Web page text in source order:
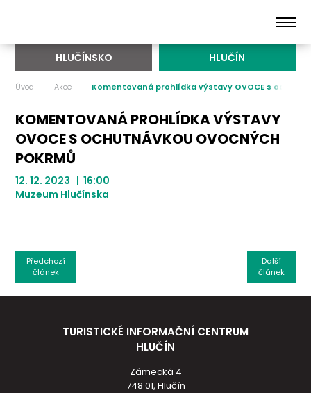
HLUČÍNSKO HLUČÍN
Úvod Akce Komentovaná prohlídka výstavy OVOCE s
KOMENTOVANÁ PROHLÍDKA VÝSTAVY
OVOCE S OCHUTNÁVKOU OVOCNÝCH
POKRMŮ
12. 12. 2023 | 16:00
Muzeum Hlučínska
Další
článek
Předchozí
článek
TURISTICKÉ INFORMAČNÍ CENTRUM
HLUČÍN
Zámecká 4
748 01, Hlučín